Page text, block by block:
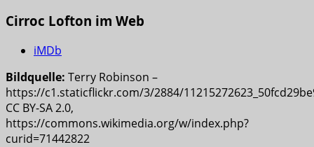
Cirroc Lofton im Web
iMDb
Bildquelle: Terry Robinson –
https://c1.staticflickr.com/3/2884/
CC BY-SA 2.0,
https://commons.wikimedia.org/w/index.php?
curid=71442822